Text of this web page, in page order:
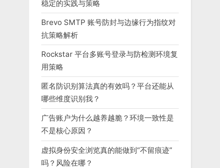
稳定的实践与策略
Brevo SMTP 账号防封与边缘行为指纹对
抗策略解析
Rockstar 平台多账号登录与防检测环境复
用策略
匿名防识别算法真的有效吗？平台还能从
哪些维度识别我？
广告账户为什么越养越脆？环境一致性是
不是核心原因？
虚拟身份安全浏览真的能做到“不留痕迹”
吗？风险在哪？